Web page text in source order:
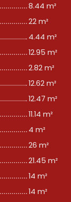
8.44 m²
22 m²
4.44 m²
12.95 m²
2.82 m²
12.62 m²
12.47 m²
11.14 m²
4 m²
26 m²
21.45 m²
14 m²
14 m²